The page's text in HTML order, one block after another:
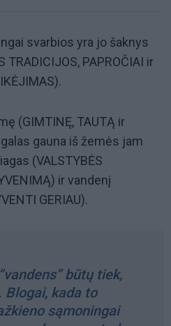
svarbios yra jo šaknys
TRADICIJOS, PAPROČIAI ir
(GIMTINĘ, TAUTĄ ir
gauna iš žemės jam
(VALSTYBĖS
ir vandenį
GERIAU).
būtų tiek,
Blogai, kada to
sąmoningai